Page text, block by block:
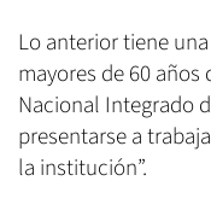
Lo anterior tiene
mayores de 60
Nacional Integrado
presentarse a
la institución”.